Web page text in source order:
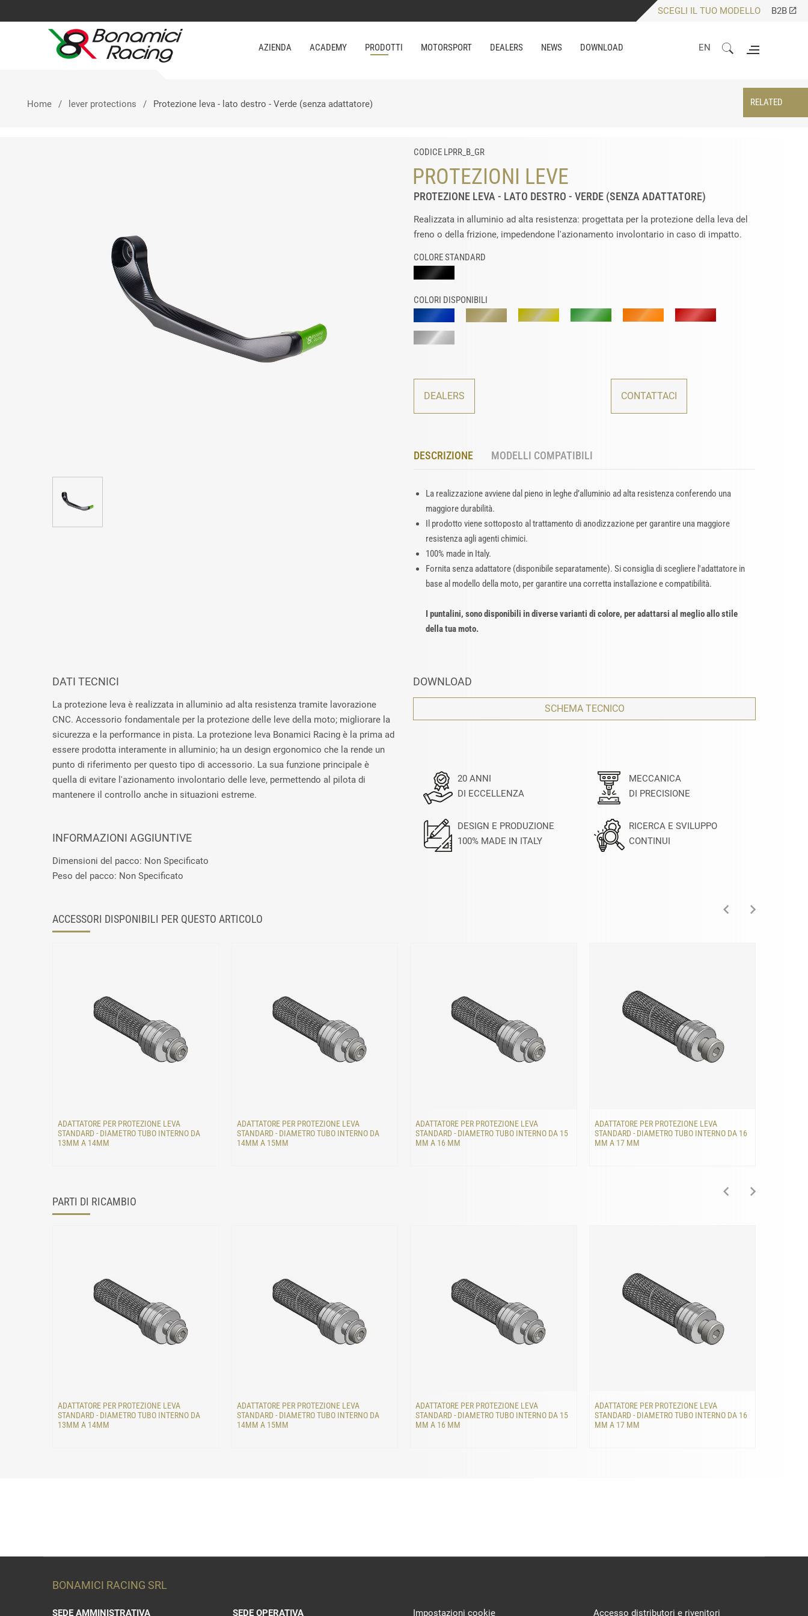
SCEGLI IL TUO MODELLO B2B
AZIENDA ACADEMY PRODOTTI MOTORSPORT DEALERS NEWS DOWNLOAD EN
RELATED
Home lever protections Protezione leva - lato destro - Verde (senza adattatore)
CODICE LPRR_B_GR
PROTEZIONI LEVE
PROTEZIONE LEVA - LATO DESTRO - VERDE (SENZA ADATTATORE)
Realizzata in alluminio ad alta resistenza: progettata per la protezione della leva del
freno o della frizione, impedendone l'azionamento involontario in caso di impatto.
COLORE STANDARD
COLORI DISPONIBILI
DEALERS CONTATTACI
DESCRIZIONE MODELLI COMPATIBILI
La realizzazione avviene dal pieno in leghe d’alluminio ad alta resistenza conferendo una
maggiore durabilità.
Il prodotto viene sottoposto al trattamento di anodizzazione per garantire una maggiore
resistenza agli agenti chimici.
100% made in Italy.
Fornita senza adattatore (disponibile separatamente). Si consiglia di scegliere l'adattatore in
base al modello della moto, per garantire una corretta installazione e compatibilità.
I puntalini, sono disponibili in diverse varianti di colore, per adattarsi al meglio allo stile
della tua moto.
DATI TECNICI
La protezione leva è realizzata in alluminio ad alta resistenza tramite lavorazione
CNC. Accessorio fondamentale per la protezione delle leve della moto; migliorare la
sicurezza e la performance in pista. La protezione leva Bonamici Racing è la prima ad
essere prodotta interamente in alluminio; ha un design ergonomico che la rende un
punto di riferimento per questo tipo di accessorio. La sua funzione principale è
quella di evitare l'azionamento involontario delle leve, permettendo al pilota di
mantenere il controllo anche in situazioni estreme.
INFORMAZIONI AGGIUNTIVE
Dimensioni del pacco: Non Specificato
Peso del pacco: Non Specificato
DOWNLOAD
SCHEMA TECNICO
20 ANNI
DI ECCELLENZA
MECCANICA
DI PRECISIONE
DESIGN E PRODUZIONE
100% MADE IN ITALY
RICERCA E SVILUPPO
CONTINUI
ACCESSORI DISPONIBILI PER QUESTO ARTICOLO
ADATTATORE PER PROTEZIONE LEVA
STANDARD - DIAMETRO TUBO INTERNO DA
13MM A 14MM
ADATTATORE PER PROTEZIONE LEVA
STANDARD - DIAMETRO TUBO INTERNO DA
14MM A 15MM
ADATTATORE PER PROTEZIONE LEVA
STANDARD - DIAMETRO TUBO INTERNO DA 15
MM A 16 MM
ADATTATORE PER PROTEZIONE LEVA
STANDARD - DIAMETRO TUBO INTERNO DA 16
MM A 17 MM
PARTI DI RICAMBIO
ADATTATORE PER PROTEZIONE LEVA
STANDARD - DIAMETRO TUBO INTERNO DA
13MM A 14MM
ADATTATORE PER PROTEZIONE LEVA
STANDARD - DIAMETRO TUBO INTERNO DA
14MM A 15MM
ADATTATORE PER PROTEZIONE LEVA
STANDARD - DIAMETRO TUBO INTERNO DA 15
MM A 16 MM
ADATTATORE PER PROTEZIONE LEVA
STANDARD - DIAMETRO TUBO INTERNO DA 16
MM A 17 MM
BONAMICI RACING SRL
SEDE AMMINISTRATIVA SEDE OPERATIVA Impostazioni cookie Accesso distributori e rivenitori